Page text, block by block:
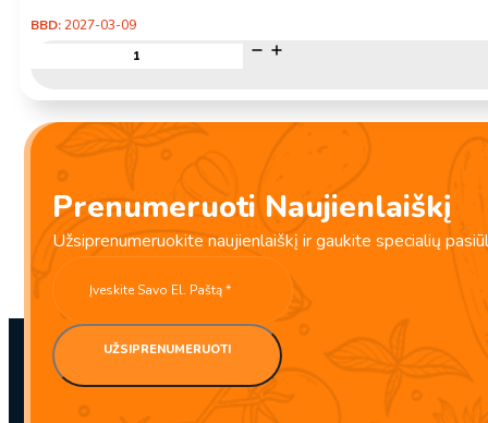
BBD:2027-03-09
Fermentuotos
Korėjietiškos
150g
Bibigo
Prenumeruoti Naujienlaiškį
Užsiprenumeruokite naujienlaiškį ir gaukite specialių
UŽSIPRENUMERUOTI